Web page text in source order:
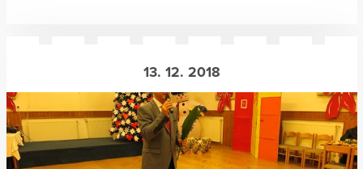
13. 12. 2018